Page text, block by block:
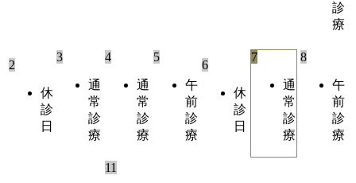
診
療
2
休
診
日
3
通
常
診
療
4
通
常
診
療
5
午
前
診
療
6
休
診
日
7
通
常
診
療
8
午
前
診
療
11